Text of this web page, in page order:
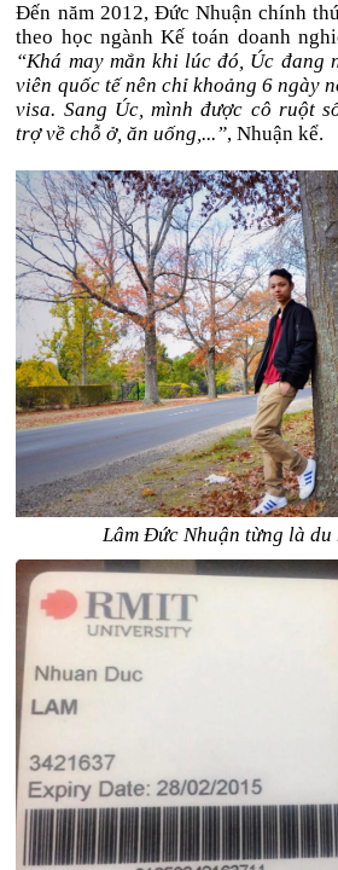
Đến năm 2012, Đức Nhuận chính
theo học ngành Kế toán doanh
“Khá may mắn khi lúc đó, Úc đang
viên quốc tế nên chỉ khoảng 6 ngày
visa. Sang Úc, mình được cô ruột
trợ về chỗ ở, ăn uống,...”, Nhuận kể.
Lâm Đức Nhuận từng là du